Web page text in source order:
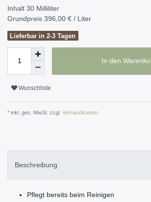
Inhalt 30 Milliliter
Grundpreis 396,00 € / Liter
Lieferbar in 2-3 Tagen
In den
Wunschliste
* inkl. ges. MwSt. zzgl. Versandkosten
Beschreibung
Pflegt bereits beim Reinigen